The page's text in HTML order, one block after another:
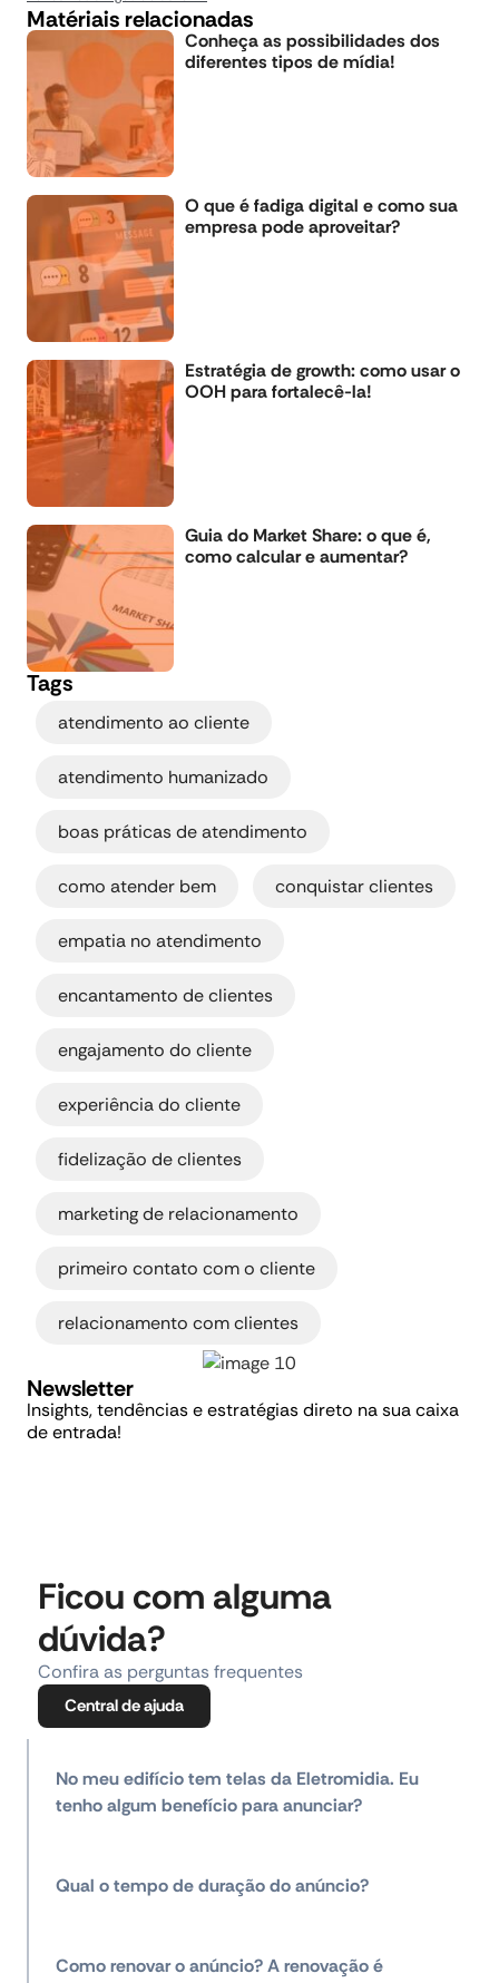
Matériais relacionadas
Conheça as possibilidades dos
diferentes tipos de mídia!
O que é fadiga digital e como sua
empresa pode aproveitar?
Estratégia de growth: como usar o
OOH para fortalecê-la!
Guia do Market Share: o que é,
como calcular e aumentar?
Tags
atendimento ao cliente
atendimento humanizado
boas práticas de atendimento
como atender bem conquistar clientes
empatia no atendimento
encantamento de clientes
engajamento do cliente
experiência do cliente
fidelização de clientes
marketing de relacionamento
primeiro contato com o cliente
relacionamento com clientes
Newsletter
Insights, tendências e estratégias direto na sua caixa
de entrada!
Ficou com alguma
dúvida?
Confira as perguntas frequentes
Central de ajuda
No meu edifício tem telas da Eletromidia. Eu
tenho algum benefício para anunciar?
Qual o tempo de duração do anúncio?
Como renovar o anúncio? A renovação é